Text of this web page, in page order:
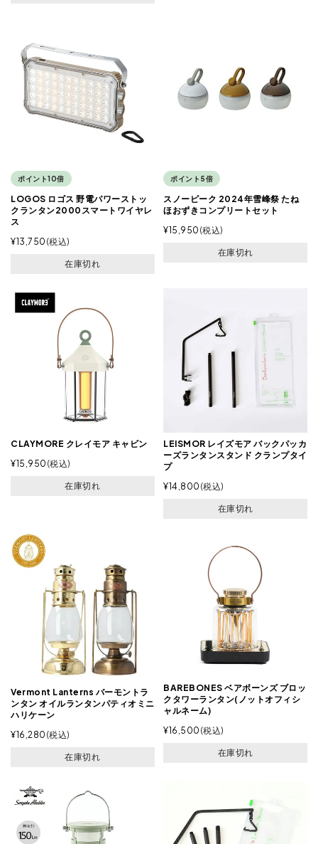
ポイント10倍
LOGOS ロゴス 野電パワーストッ
クランタン2000スマートワイヤレ
ス
¥13,750 税込
在庫切れ
ポイント5倍
スノーピーク 2024年雪峰祭 たね
ほおずきコンプリートセット
¥15,950 税込
在庫切れ
CLAYMORE クレイモア キャビン
¥15,950 税込
在庫切れ
LEISMOR レイズモア バックパッカ
ーズランタンスタンド クランプタイ
プ
¥14,800 税込
在庫切れ
Vermont Lanterns バーモントラ
ンタン オイルランタンパティオミニ
ハリケーン
¥16,280 税込
在庫切れ
BAREBONES ベアボーンズ ブロッ
クタワーランタン(ノットオフィシ
ャルネーム)
¥16,500 税込
在庫切れ